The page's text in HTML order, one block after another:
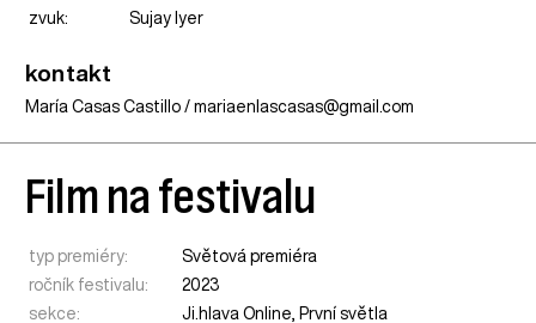
zvuk:
Sujay Iyer
kontakt
María Casas Castillo / mariaenlascasas@gmail.com
Film na festivalu
typ premiéry:
Světová premiéra
ročník festivalu:
2023
sekce:
Ji.hlava Online, První světla